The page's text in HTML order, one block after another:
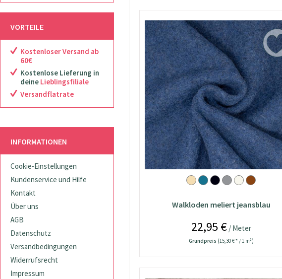
VORTEILE
Kostenloser Versand ab
60€
Kostenlose Lieferung in
deine Lieblingsfiliale
Versandflatrate
INFORMATIONEN
Cookie-Einstellungen
Kundenservice und Hilfe
Kontakt
Über uns
AGB
Datenschutz
Versandbedingungen
Widerrufsrecht
Impressum
Walkloden meliert jeansblau
22,95 €/ Meter
Grundpreis (15,30 € * / 1 m²)